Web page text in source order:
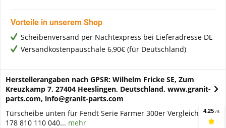
Vorteile in unserem Shop
Scheibenversand per Nachtexpress bei Lieferadresse DE
Versandkostenpauschale 6,90€ (für Deutschland)
Herstellerangaben nach GPSR: Wilhelm Fricke SE, Zum
Kreuzkamp 7, 27404 Heeslingen, Deutschland, www.granit-
parts.com, info@granit-parts.com
Türscheibe unten für Fendt Serie Farmer 300er Vergleichs-Nr.:
178 810 110 040... mehr